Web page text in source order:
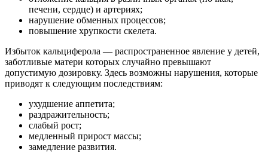
печени, сердце) и артериях;
нарушение обменных процессов;
повышение хрупкости скелета.
Избыток кальциферола — распространенное явление у детей,
заботливые матери которых случайно превышают
допустимую дозировку. Здесь возможны нарушения, которые
приводят к следующим последствиям:
ухудшение аппетита;
раздражительность;
слабый рост;
медленный прирост массы;
замедление развития.